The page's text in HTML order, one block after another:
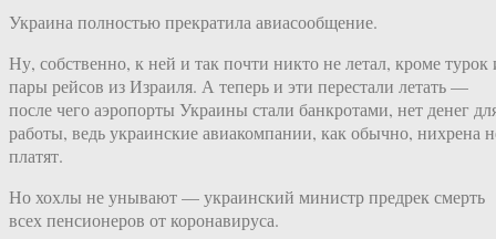
Украина полностью прекратила авиасообщение.
Ну, собственно, к ней и так почти никто не летал, кроме турок
пары рейсов из Израиля. А теперь и эти перестали летать —
после чего аэропорты Украины стали банкротами, нет денег
работы, ведь украинские авиакомпании, как обычно, нихрена
платят.
Но хохлы не унывают — украинский министр предрек смерть
всех пенсионеров от коронавируса.